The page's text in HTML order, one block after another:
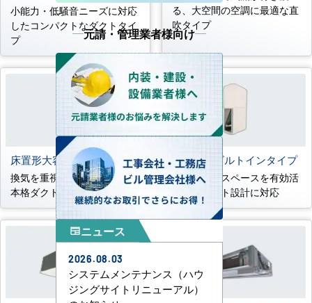
小能力・低騒音ニーズに対応
したコンパクトなダクトタイ
プ
る、大空間の空調に最適な直
吹タイプ
床置形大容量ダクトタイプ
換気を重視する大空間向けの
本格ダクト設計に対応
床置形壁ビルトインタイプ
壁内の柱間スペースを有効活
用し、ダクト設計に対応
元請・管理業者様向け
newspaperニュース
2026.08.03
システムメンテナンス（ハウ
ジングサイトリニューアル）